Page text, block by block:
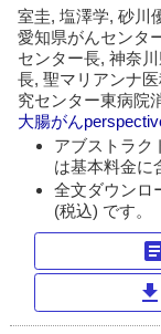
室圭, 塩澤学, 砂川
愛知県がんセンタ
センター長, 神奈
長, 聖マリアンナ
究センター東病院
大腸がん
アブストラク
は基本料金に
全文ダウンロ
(税込) です。
download